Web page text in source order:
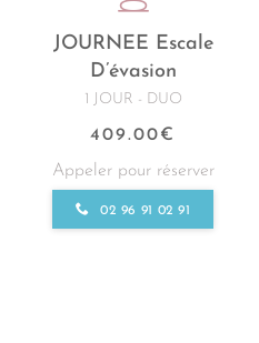
JOURNEE Escale
D’évasion
1 JOUR - DUO
409.00€
Appeler pour réserver
02 96 91 02 91